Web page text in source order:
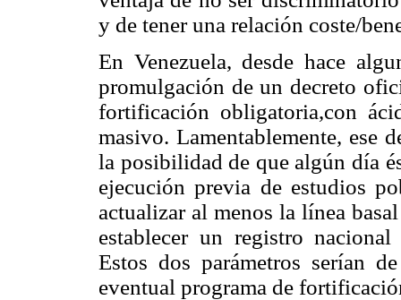
y de tener una relación coste/
En Venezuela, desde hace
promulgación de un decreto
fortificación obligatoria,con
masivo. Lamentablemente, ese
la posibilidad de que algún día
ejecución previa de estudios
actualizar al menos la línea
establecer un registro
Estos dos parámetros serían
eventual programa de